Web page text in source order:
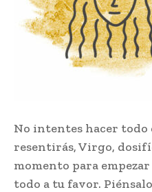
No intentes hacer todo
resentirás, Virgo,
momento para
todo a tu favor.